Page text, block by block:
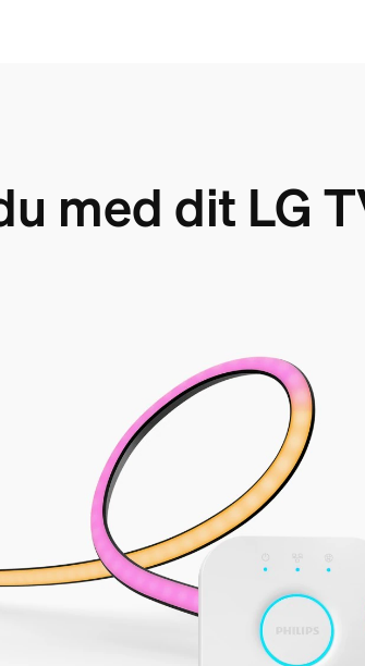
med dit LG